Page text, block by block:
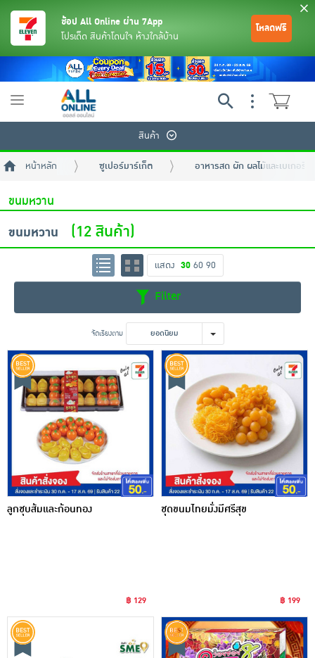
เครื่องปรุงรสและของแห้ง
ขนมขบเคี้ยว และช็อคโกแลต
อาหารสด ผัก ผลไม้และเบเกอรี่
ช้อป All Online ผ่าน 7App
โปรเด็ด สินค้าโดนใจ ห้างใกล้บ้าน
โหลดฟรี
Toggle
สินค้า
หน้าหลัก ซูเปอร์มาร์เก็ต อาหารสด ผัก ผลไม้และเบเกอรี่
ขนมหวาน
ขนมหวาน (12 สินค้า)
แสดง 30 60 90
Filter
จัดเรียงตาม ยอดนิยม
ลูกชุบส้มและก้อนทอง
฿ 129
ชุดขนมไทยมั่งมีศรีสุข
฿ 199